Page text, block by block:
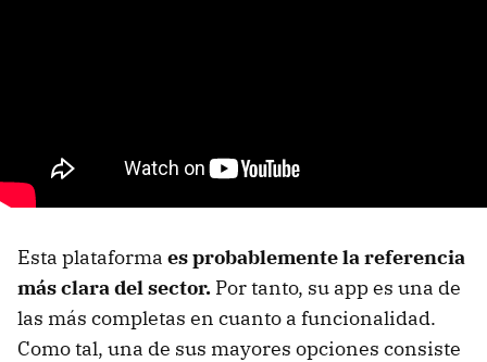
Esta plataforma es probablemente la referencia
más clara del sector. Por tanto, su app es una de
las más completas en cuanto a funcionalidad.
Como tal, una de sus mayores opciones consiste